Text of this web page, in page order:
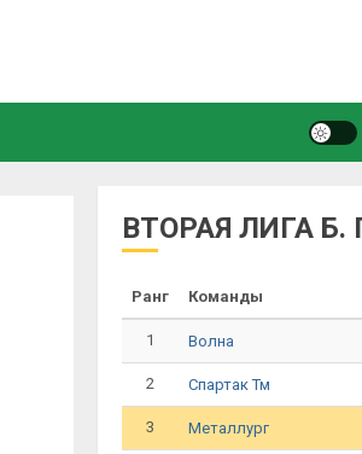
ВТОРАЯ ЛИГА Б.
Ранг Команды
1 Волна
2 Спартак Тм
3 Металлург